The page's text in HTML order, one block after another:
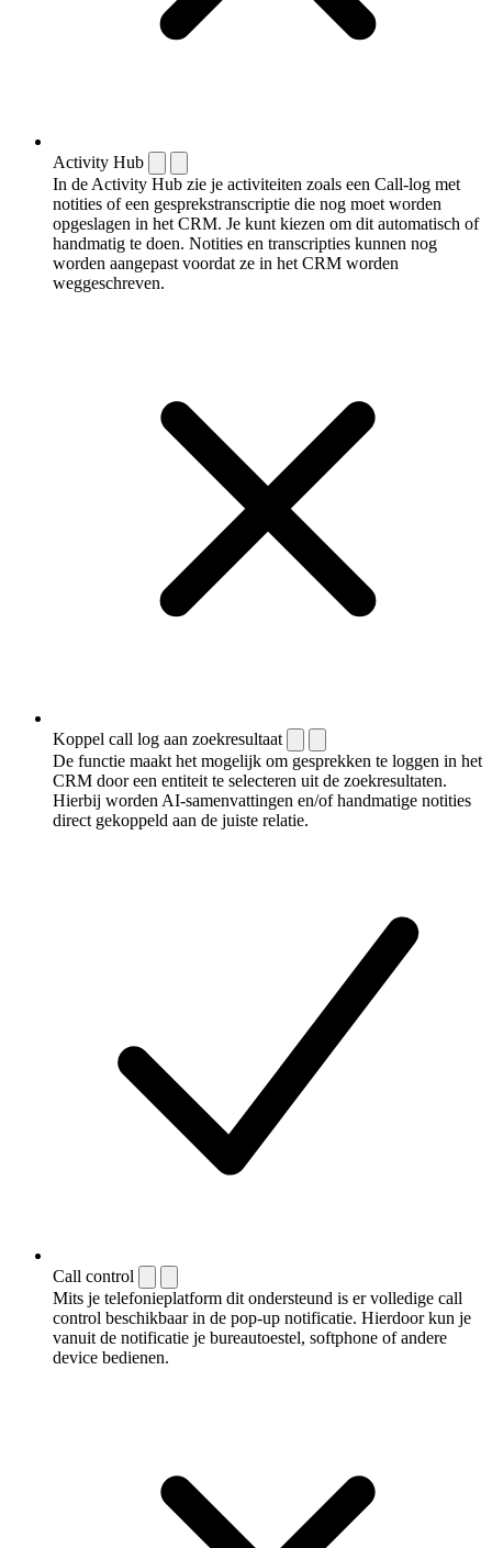
Activity Hub
In de Activity Hub zie je activiteiten zoals een Call-log met
notities of een gespreks­transcriptie die nog moet worden
opgeslagen in het CRM. Je kunt kiezen om dit automatisch of
handmatig te doen. Notities en transcripties kunnen nog
worden aangepast voordat ze in het CRM worden
weggeschreven.
Koppel call log aan zoekresultaat
De functie maakt het mogelijk om gesprekken te loggen in het
CRM door een entiteit te selecteren uit de zoekresultaten.
Hierbij worden AI-samenvattingen en/of handmatige notities
direct gekoppeld aan de juiste relatie.
Call control
Mits je telefonieplatform dit ondersteund is er volledige call
control beschikbaar in de pop-up notificatie. Hierdoor kun je
vanuit de notificatie je bureautoestel, softphone of andere
device bedienen.